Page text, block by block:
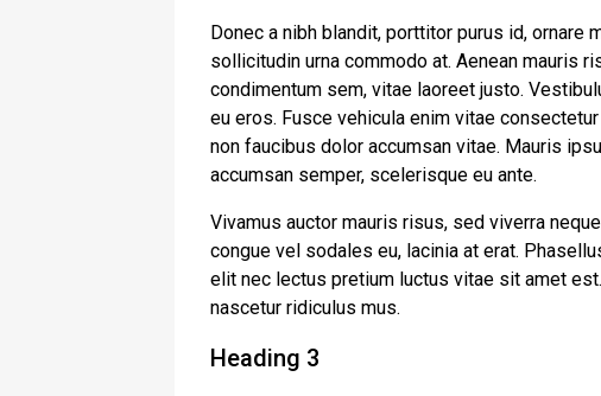
Donec a nibh blandit, porttitor purus id, ornare
sollicitudin urna commodo at. Aenean mauris
condimentum sem, vitae laoreet justo.
eu eros. Fusce vehicula enim vitae
non faucibus dolor accumsan vitae. Mauris
accumsan semper, scelerisque eu ante.
Vivamus auctor mauris risus, sed viverra
congue vel sodales eu, lacinia at erat.
elit nec lectus pretium luctus vitae sit amet
nascetur ridiculus mus.
Heading 3